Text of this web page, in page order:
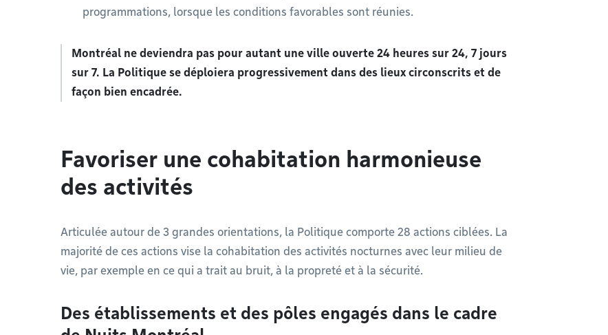
programmations, lorsque les conditions favorables sont réunies.
Montréal ne deviendra pas pour autant une ville ouverte 24 heures sur 24, 7 jours
sur 7. La Politique se déploiera progressivement dans des lieux circonscrits et de
façon bien encadrée.
Favoriser une cohabitation harmonieuse
des activités
Articulée autour de 3 grandes orientations, la Politique comporte 28 actions ciblées. La
majorité de ces actions vise la cohabitation des activités nocturnes avec leur milieu de
vie, par exemple en ce qui a trait au bruit, à la propreté et à la sécurité.
Des établissements et des pôles engagés dans le cadre